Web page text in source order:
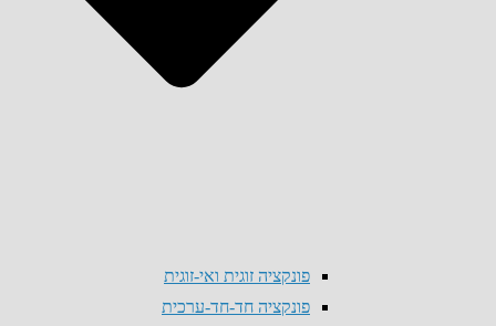
פונקציה זוגית ואי-זוגית
פונקציה חד-חד-ערכית